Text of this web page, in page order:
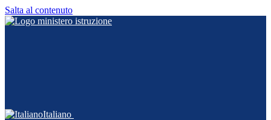
Salta al contenuto
Italiano